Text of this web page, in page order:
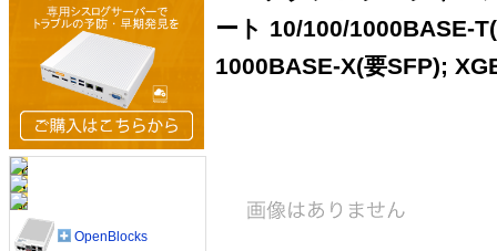
ート 10/100/1000BASE-
1000BASE-X(要SFP);
OpenBlocks